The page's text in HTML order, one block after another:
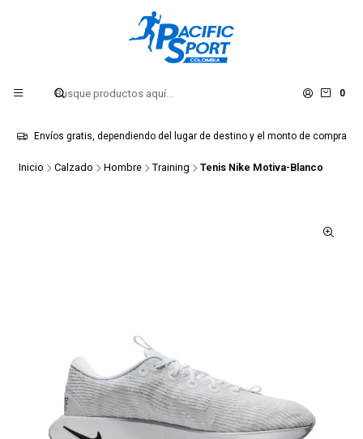
0
Envíos gratis, dependiendo del lugar de destino y el monto de compra
Inicio Calzado Hombre Training Tenis Nike Motiva-Blanco